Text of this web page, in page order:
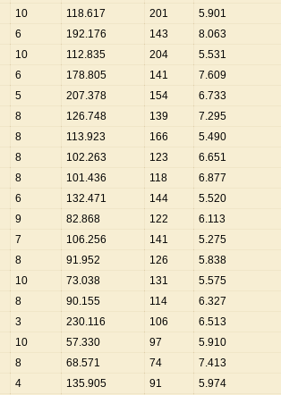
10 118.617 201 5.901
6 192.176 143 8.063
10 112.835 204 5.531
6 178.805 141 7.609
5 207.378 154 6.733
8 126.748 139 7.295
8 113.923 166 5.490
8 102.263 123 6.651
8 101.436 118 6.877
6 132.471 144 5.520
9 82.868 122 6.113
7 106.256 141 5.275
8 91.952 126 5.838
10 73.038 131 5.575
8 90.155 114 6.327
3 230.116 106 6.513
10 57.330 97 5.910
8 68.571 74 7.413
4 135.905 91 5.974